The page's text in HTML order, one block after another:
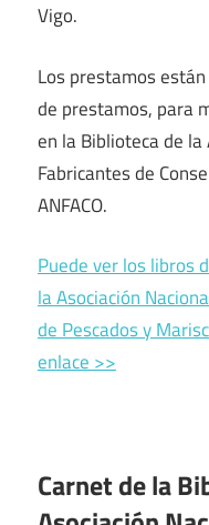
Vigo.
Los prestamos
de prestamos, para
en la Biblioteca de la
Fabricantes de
ANFACO.
Puede ver los libros
la Asociación
de Pescados y
enlace >>
Carnet de la